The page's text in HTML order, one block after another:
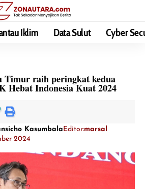
Iklim Data Sulut Cyber
Timur raih peringkat kedua
Hebat Indonesia Kuat 2024
KasumbalaEditor:marsal
2024